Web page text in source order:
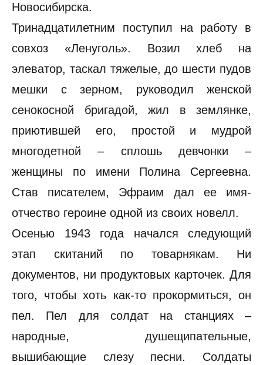
Новосибирска.
Тринадцатилетним поступил на работу в
совхоз «Ленуголь». Возил хлеб на
элеватор, таскал тяжелые, до шести пудов
мешки с зерном, руководил женской
сенокосной бригадой, жил в землянке,
приютившей его, простой и мудрой
многодетной – сплошь девчонки –
женщины по имени Полина Сергеевна.
Став писателем, Эфраим дал ее имя-
отчество героине одной из своих новелл.
Осенью 1943 года начался следующий
этап скитаний по товарнякам. Ни
документов, ни продуктовых карточек. Для
того, чтобы хоть как-то прокормиться, он
пел. Пел для солдат на станциях –
народные, душещипательные,
вышибающие слезу песни. Солдаты